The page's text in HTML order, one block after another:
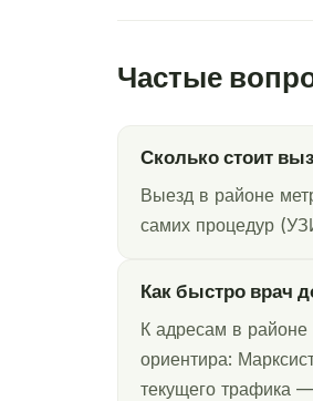
Частые
Сколько стоит
Выезд в районе
самих процедур
Как быстро врач
К адресам в районе
ориентира:
текущего трафика